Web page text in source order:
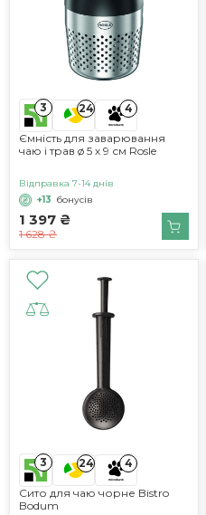
3 24 4
Ємність для заварювання
чаю і трав ø 5 х 9 см Rosle
1 397 ₴
1 628 ₴
Відправка 7-14 днів
+13 бонусів
3 24 4
Сито для чаю чорне Bistro
Bodum